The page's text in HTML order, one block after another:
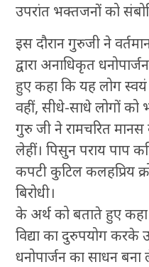
उपरांत भक्तजनों को
इस दौरान गुरुजी ने
द्वारा अनाधिकृत
हुए कहा कि यह लोग
वहीं, सीधे-साधे लोगों को
गुरु जी ने रामचरित
लेहीं। पिसुन पराय पाप
कपटी कुटिल कलहप्रिय
बिरोधी।
के अर्थ को बताते हुए
विद्या का दुरुपयोग
धनोपार्जन का साधन